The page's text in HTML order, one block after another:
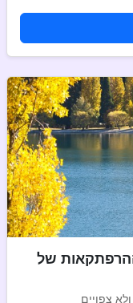
ההרפתקאות של
צפויים